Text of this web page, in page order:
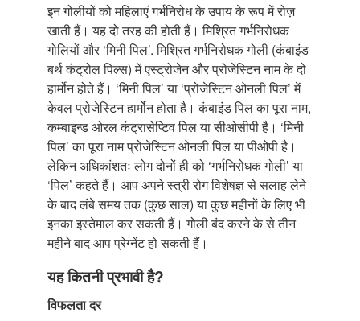
इन गोलीयों को महिलाएं गर्भनिरोध के उपाय के रूप में रोज़
खाती हैं। यह दो तरह की होती हैं। मिश्रित गर्भनिरोधक
गोलियों और ‘मिनी पिल’. मिश्रित गर्भनिरोधक गोली (कंबाइंड
बर्थ कंट्रोल पिल्स) में एस्ट्रोजेन और प्रोजेस्टिन नाम के दो
हार्मोन होते हैं। ‘मिनी पिल’ या ‘प्रोजेस्टिन ओनली पिल’ में
केवल प्रोजेस्टिन हार्मोन होता है। कंबाइंड पिल का पूरा नाम,
कम्बाइन्ड ओरल कंट्रासेप्टिव पिल या सीओसीपी है। ‘मिनी
पिल’ का पूरा नाम प्रोजेस्टिन ओनली पिल या पीओपी है।
लेकिन अधिकांशतः लोग दोनों ही को ‘गर्भनिरोधक गोली’ या
‘पिल’ कहते हैं। आप अपने स्त्री रोग विशेषज्ञ से सलाह लेने
के बाद लंबे समय तक (कुछ साल) या कुछ महीनों के लिए भी
इनका इस्तेमाल कर सकती हैं। गोली बंद करने के से तीन
महीने बाद आप प्रेग्नेंट हो सकती हैं।
यह कितनी प्रभावी है?
विफलता दर